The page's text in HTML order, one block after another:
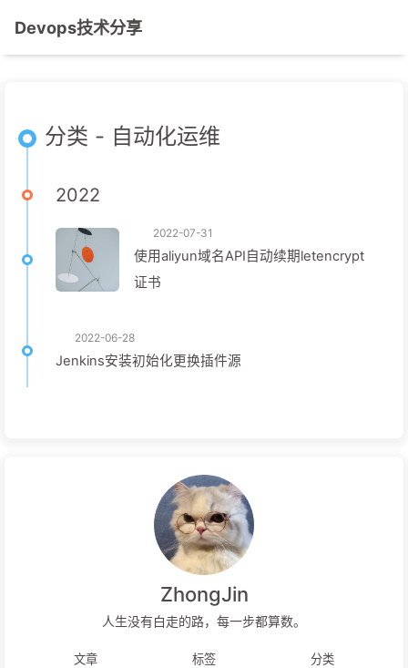
Devops技术分享
分类 - 自动化运维
2022
2022-07-31
使用aliyun域名API自动续期letencrypt
证书
2022-06-28
Jenkins安装初始化更换插件源
ZhongJin
人生没有白走的路，每一步都算数。
文章 标签 分类